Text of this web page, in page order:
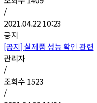
/
2021.04.22 10:23
공지
[공지]실제품 성능 확인 관련
관리자
/
조회수 1523
/